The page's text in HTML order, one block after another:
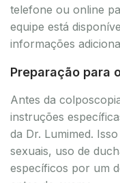
telefone ou online
equipe está
informações
Preparação para
Antes da
instruções
da Dr. Lumimed.
sexuais, uso de
específicos por um